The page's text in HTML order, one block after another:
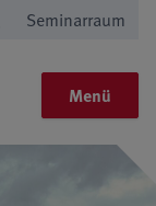
Seminarraum
Menü